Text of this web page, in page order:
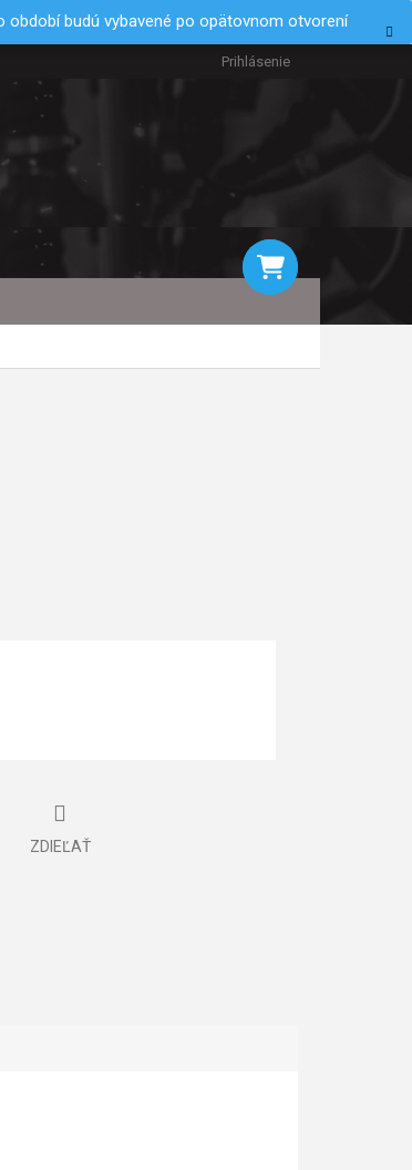
období budú vybavené po opätovnom otvorení
Prihlásenie
KOŠÍK
ZDIEĽAŤ